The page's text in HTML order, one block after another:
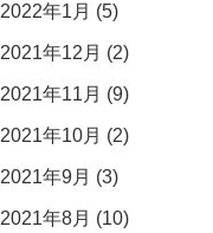
2022年1月 (5)
2021年12月 (2)
2021年11月 (9)
2021年10月 (2)
2021年9月 (3)
2021年8月 (10)